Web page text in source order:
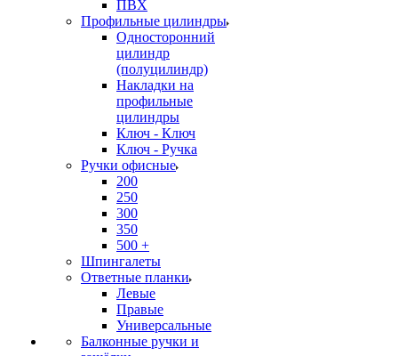
ПВХ
Профильные цилиндры
Односторонний
цилиндр
(полуцилиндр)
Накладки на
профильные
цилиндры
Ключ - Ключ
Ключ - Ручка
Ручки офисные
200
250
300
350
500 +
Шпингалеты
Ответные планки
Левые
Правые
Универсальные
Балконные ручки и